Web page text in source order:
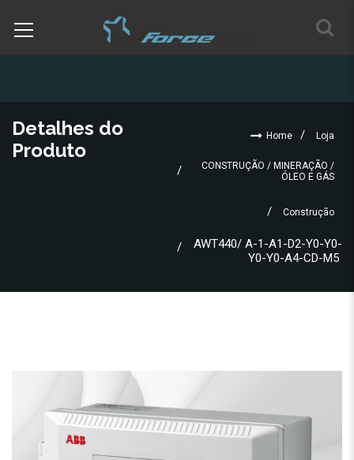
Detalhes do
Produto
Home Loja
CONSTRUÇÃO / MINERAÇÃO /
ÓLEO E GÁS
Construção
AWT440/ A-1-A1-D2-Y0-Y0-
Y0-Y0-A4-CD-M5